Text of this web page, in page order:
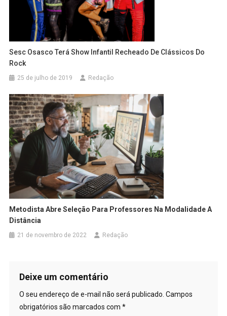
Sesc Osasco Terá Show Infantil Recheado De Clássicos Do
Rock
25 de julho de 2019 Redação
Metodista Abre Seleção Para Professores Na Modalidade A
Distância
21 de novembro de 2022 Redação
Deixe um comentário
O seu endereço de e-mail não será publicado. Campos
obrigatórios são marcados com *